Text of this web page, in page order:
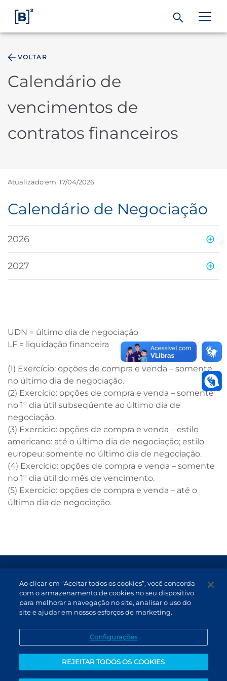
Regulação
Dados
VOLTAR
Calendário de
vencimentos de
contratos financeiros
Atualizado em: 17/04/2026
Calendário de Negociação
2026
2027
UDN = último dia de negociação
LF = liquidação financeira
(1) Exercício: opções de compra e venda – somente
no último dia de negociação.
(2) Exercício: opções de compra e venda – somente
no 1º dia útil subseqüente ao último dia de
negociação.
(3) Exercício: opções de compra e venda – estilo
americano: até o último dia de negociação; estilo
europeu: somente no último dia de negociação.
(4) Exercício: opções de compra e venda – somente
no 1º dia útil do mês de vencimento.
(5) Exercício: opções de compra e venda – até o
último dia de negociação.
Atendimento
Canal de Denúncias
Ao clicar em “Aceitar todos os cookies”, você concorda
com o armazenamento de cookies no seu dispositivo
para melhorar a navegação no site, analisar o uso do
site e ajudar em nossos esforços de marketing.
Configurações
REJEITAR TODOS OS COOKIES